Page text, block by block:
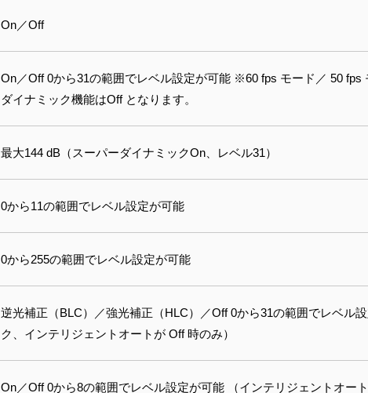
On／Off
On／Off 0から31の範囲でレベル設定が可能 ※60 fps モード／ 50 fps
ダイナミック機能はOff となります。
最大144 dB（スーパーダイナミックOn、レベル31）
0から11の範囲でレベル設定が可能
0から255の範囲でレベル設定が可能
逆光補正（BLC）／強光補正（HLC）／Off 0から31の範囲でレベル
ク、インテリジェントオートが Off 時のみ）
On／Off 0から8の範囲でレベル設定が可能 （インテリジェントオー